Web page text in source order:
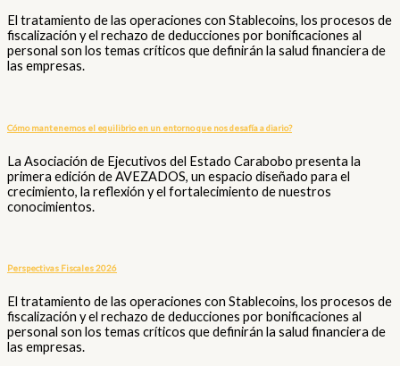
El tratamiento de las operaciones con Stablecoins, los procesos de
fiscalización y el rechazo de deducciones por bonificaciones al
personal son los temas críticos que definirán la salud financiera de
las empresas.
Cómo mantenemos el equilibrio en un entorno que nos desafía a diario?
La Asociación de Ejecutivos del Estado Carabobo presenta la
primera edición de AVEZADOS, un espacio diseñado para el
crecimiento, la reflexión y el fortalecimiento de nuestros
conocimientos.
Perspectivas Fiscales 2026
El tratamiento de las operaciones con Stablecoins, los procesos de
fiscalización y el rechazo de deducciones por bonificaciones al
personal son los temas críticos que definirán la salud financiera de
las empresas.